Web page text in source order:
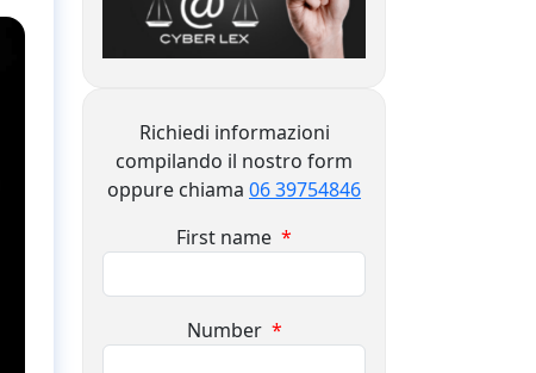
Richiedi informazioni
compilando il nostro form
oppure chiama 06 39754846
First name *
Number *